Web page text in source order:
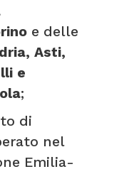
e delle
Asti,
e
;
di
nel
Emilia-